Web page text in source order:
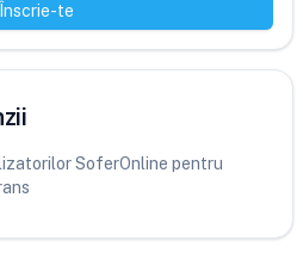
Înscrie-te
SoferOnline pentru